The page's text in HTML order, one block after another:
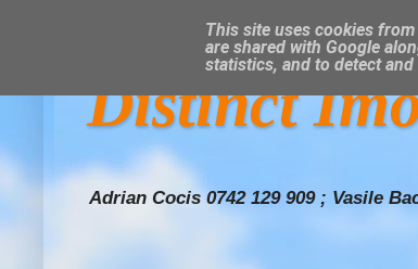
Distinct
Adrian Cocis 0742 129 909 ; Vasile
This site uses cookies
are shared with Google
statistics, and to detect and